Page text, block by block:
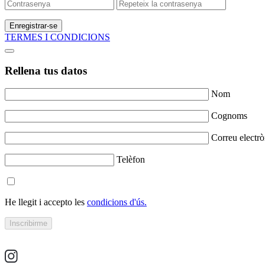
Enregistrar-se
TERMES I CONDICIONS
Rellena tus datos
Nom
Cognoms
Correu
Telèfon
He llegit i accepto les condicions d'ús.